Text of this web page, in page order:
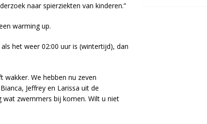
naar spierziekten van kinderen.”
warming up.
het weer 02:00 uur is (wintertijd), dan
We hebben nu zeven
Jeffrey en Larissa uit de
zwemmers bij komen. Wilt u niet